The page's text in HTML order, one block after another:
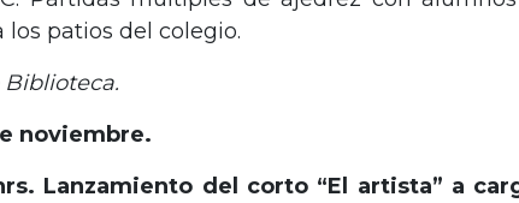
patios del colegio.
noviembre.
Lanzamiento del corto “El artista” a